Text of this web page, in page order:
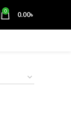
0 0.00৳